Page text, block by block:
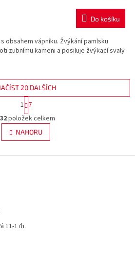
Do košíku
obsahem vápníku. Žvýkání pamlsku
zubnímu kameni a posiluje žvýkací svaly
O
v
l
á
y
20 DALŠÍCH
S
t
r
á
n
k
v
1 7
položek celkem
NAHORU
11-17h.